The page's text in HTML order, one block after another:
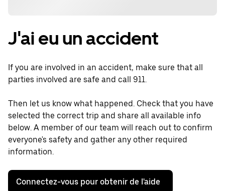
J'ai eu un accident
If you are involved in an accident, make sure that all
parties involved are safe and call 911.
Then let us know what happened. Check that you have
selected the correct trip and share all available info
below. A member of our team will reach out to confirm
everyone's safety and gather any other required
information.
Connectez-vous pour obtenir de l'aide